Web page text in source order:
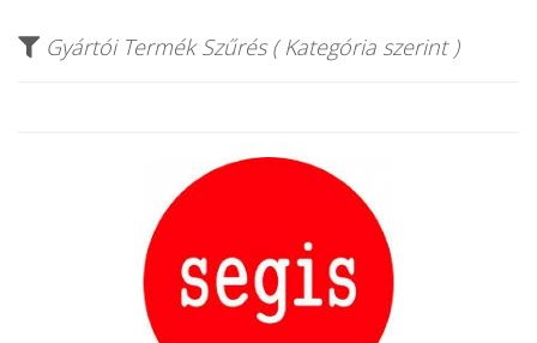
Gyártói Termék Szűrés ( Kategória szerint )